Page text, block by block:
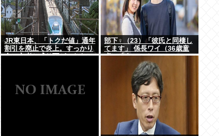
JR東日本、「トクだ値」通年
割引を廃止で炎上。すっかり
金の亡者と成り下がったな
部下♀（23）「彼氏と同棲し
てます」 係長ワイ（36歳童
貞）「えっ…？」